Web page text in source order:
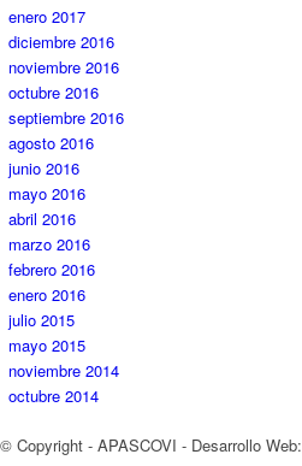
enero 2017
diciembre 2016
noviembre 2016
octubre 2016
septiembre 2016
agosto 2016
junio 2016
mayo 2016
abril 2016
marzo 2016
febrero 2016
enero 2016
julio 2015
mayo 2015
noviembre 2014
octubre 2014
© Copyright - APASCOVI - Desarrollo Web: